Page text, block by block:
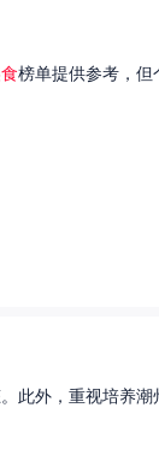
榜单提供参考，但
此外，重视培养潮